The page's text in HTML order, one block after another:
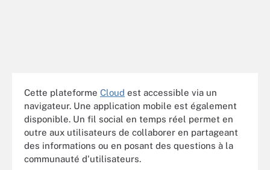
Cette plateforme Cloud est accessible via un
navigateur. Une application mobile est également
disponible. Un fil social en temps réel permet en
outre aux utilisateurs de collaborer en partageant
des informations ou en posant des questions à la
communauté d'utilisateurs.